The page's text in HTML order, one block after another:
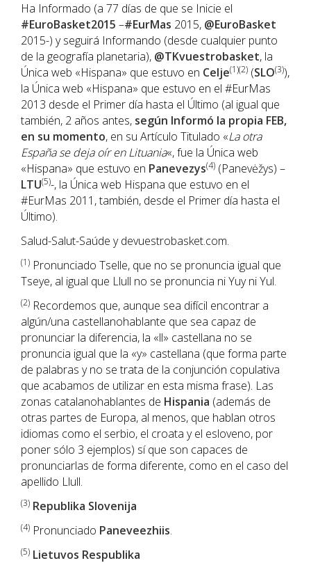
Ha Informado (a 77 días de que se Inicie el
#EuroBasket2015 –#EurMas 2015, @EuroBasket
2015-) y seguirá Informando (desde cualquier punto
de la geografía planetaria), @TKvuestrobasket, la
Única web «Hispana» que estuvo en Celje(1)(2) (SLO(3)),
la Única web «Hispana» que estuvo en el #EurMas
2013 desde el Primer día hasta el Último (al igual que
también, 2 años antes, según Informó la propia FEB,
en su momento, en su Artículo Titulado «La otra
España se deja oír en Lituania«, fue la Única web
«Hispana» que estuvo en Panevezys(4) (Panevėžys) –
LTU(5)-, la Única web Hispana que estuvo en el
#EurMas 2011, también, desde el Primer día hasta el
Último).
Salud-Salut-Saúde y devuestrobasket.com.
(1) Pronunciado Tselle, que no se pronuncia igual que
Tseye, al igual que Llull no se pronuncia ni Yuy ni Yul.
(2) Recordemos que, aunque sea difícil encontrar a
algún/una castellanohablante que sea capaz de
pronunciar la diferencia, la «ll» castellana no se
pronuncia igual que la «y» castellana (que forma parte
de palabras y no se trata de la conjunción copulativa
que acabamos de utilizar en esta misma frase). Las
zonas catalanohablantes de Hispania (además de
otras partes de Europa, al menos, que hablan otros
idiomas como el serbio, el croata y el esloveno, por
poner sólo 3 ejemplos) sí que son capaces de
pronunciarlas de forma diferente, como en el caso del
apellido Llull.
(3) Republika Slovenija
(4) Pronunciado Paneveezhiis.
(5) Lietuvos Respublika